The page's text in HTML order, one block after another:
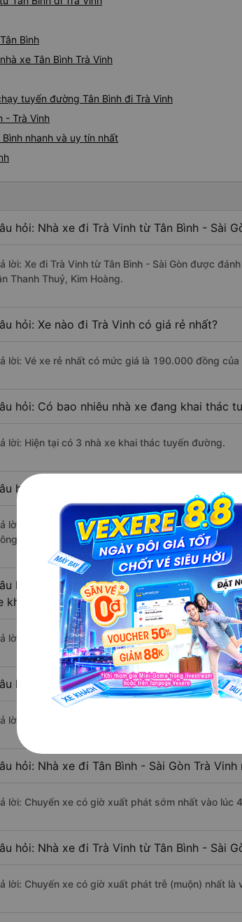
Bình
xe Tân Bình Trà Vinh
tuyến đường Tân Bình đi Trà Vinh
- Trà Vinh
nhanh và uy tín nhất
hỏi: Nhà xe đi Trà Vinh từ Tân Bình - Sài
lời: Xe đi Trà Vinh từ Tân Bình - Sài Gòn được
Thanh Thuỷ, Kim Hoàng.
hỏi: Xe nào đi Trà Vinh có giá rẻ nhất?
lời: Vé xe rẻ nhất có mức giá là 190.000 đồng của
hỏi: Có bao nhiêu nhà xe đang khai thác
lời: Hiện tại có 3 nhà xe khai thác tuyến đường.
hỏi: Từ Tân Bình - Sài Gòn đi Trà Vinh
lời: Thời gian di chuyển bằng xe khách từ Tân
thuận lợi.
hỏi: Khoảng cách từ Tân Bình - Sài Gòn
khách?
lời: Đoạn đường đi Trà Vinh từ Tân Bình - Sài Gòn
hỏi: Mỗi ngày có bao nhiêu chuyến xe
lời: Trung bình mỗi ngày có khoảng 226 chuyến
hỏi: Nhà xe đi Tân Bình - Sài Gòn Trà
lời: Chuyến xe có giờ xuất phát sớm nhất vào lúc
hỏi: Nhà xe đi Trà Vinh từ Tân Bình - Sài
lời: Chuyến xe có giờ xuất phát trễ (muộn) nhất